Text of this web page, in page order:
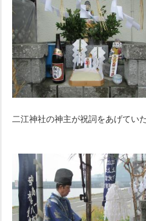
二江神社の神主が祝詞をあげてい